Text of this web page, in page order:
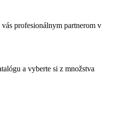
profesionálnym partnerom v
a vyberte si z množstva